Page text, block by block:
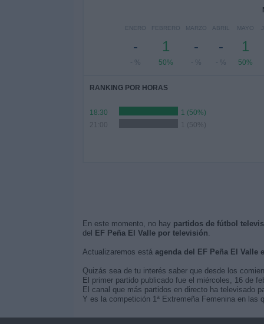
ENERO
-
- %
FEBRERO
1
50%
MARZO
-
- %
ABRIL
-
- %
MAYO
1
50%
RANKING POR HORAS
18:30
1 (50%)
21:00
1 (50%)
En este momento, no hay partidos de fútbol
del
EF Peña El Valle por televisión.
Actualizaremos está agenda del EF Peña El Valle
Quizás sea de tu interés saber que desde los
El primer partido publicado fue el miércoles, 16 de
El canal que más partidos en directo ha televisado
Y es la competición 1ª Extremeña Femenina en